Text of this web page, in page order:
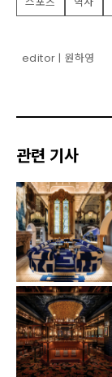
editor | 원하영
관련 기사